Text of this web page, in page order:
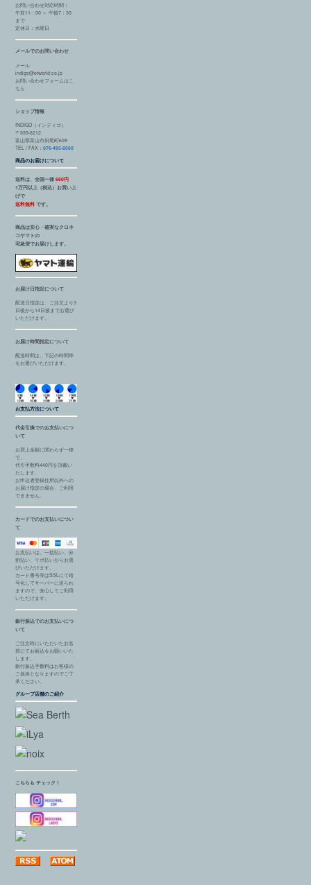
お問い合わせ対応時間：
午前11：00 ～ 午後7：30
まで
定休日：水曜日
メールでのお問い合わせ
メール
indigo@etworld.co.jp
お問い合わせフォームはこ
ちら
ショップ情報
INDIGO（インディゴ）
〒939-8212
富山県富山市掛尾町608
TEL / FAX：076-495-8560
商品のお届けについて
送料は、全国一律660円
1万円以上（税込）お買い上
げで
送料無料 です。
商品は安心・確実なクロネ
コヤマトの
宅急便でお届けします。
お届け日指定について
配送日指定は、ご注文より3
日後から14日後までお選び
いただけます。
お届け時間指定について
配送時間は、下記の時間帯
をお選びいただけます。
お支払方法について
代金引換でのお支払いにつ
いて
お買上金額に関わらず一律
で、
代引手数料440円を頂戴い
たします。
お申込者登録住所以外への
お届け指定の場合、ご利用
できません。
カードでのお支払いについ
て
お支払いは、一括払い、分
割払い、リボ払いからお選
びいただけます。
カード番号等はSSLにて暗
号化してサーバーに送られ
ますので、安心してご利用
いただけます。
銀行振込でのお支払いにつ
いて
ご注文時にいただいたお名
前にてお振込をお願いいた
します。
銀行振込手数料はお客様の
ご負担となりますのでご了
承ください。
グループ店舗のご紹介
こちらも チェック！